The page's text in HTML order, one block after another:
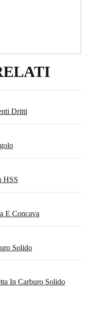
Dritti
HSS
E Concava
Solido
In Carburo Solido